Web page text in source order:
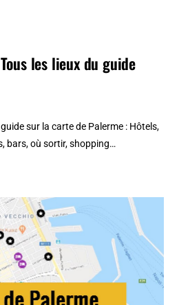
les lieux du guide
guide sur lacarte de Palerme : Hôtels,
bars, où sortir, shopping…